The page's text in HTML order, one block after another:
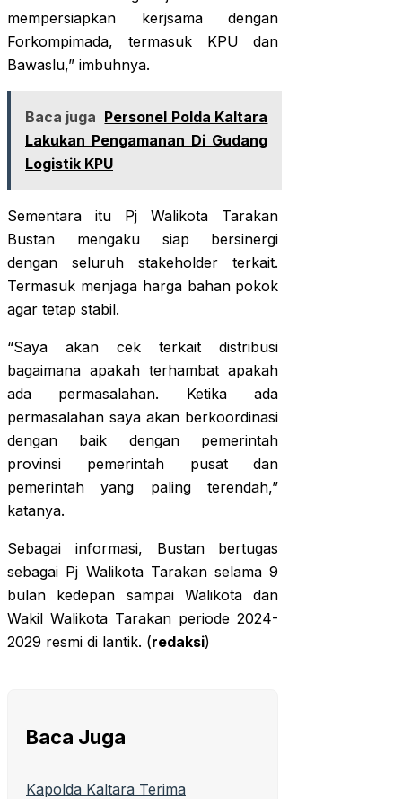
mempersiapkan kerjsama dengan
Forkompimada, termasuk KPU dan
Bawaslu,” imbuhnya.
Baca juga Personel Polda Kaltara
Lakukan Pengamanan Di Gudang
Logistik KPU
Sementara itu Pj Walikota Tarakan
Bustan mengaku siap bersinergi
dengan seluruh stakeholder terkait.
Termasuk menjaga harga bahan pokok
agar tetap stabil.
“Saya akan cek terkait distribusi
bagaimana apakah terhambat apakah
ada permasalahan. Ketika ada
permasalahan saya akan berkoordinasi
dengan baik dengan pemerintah
provinsi pemerintah pusat dan
pemerintah yang paling terendah,”
katanya.
Sebagai informasi, Bustan bertugas
sebagai Pj Walikota Tarakan selama 9
bulan kedepan sampai Walikota dan
Wakil Walikota Tarakan periode 2024-
2029 resmi di lantik. (redaksi)
Baca Juga
Kapolda Kaltara Terima